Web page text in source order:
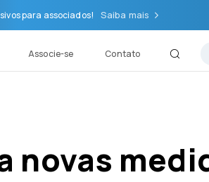
para associados! Saiba mais
Associe-se Contato
novas